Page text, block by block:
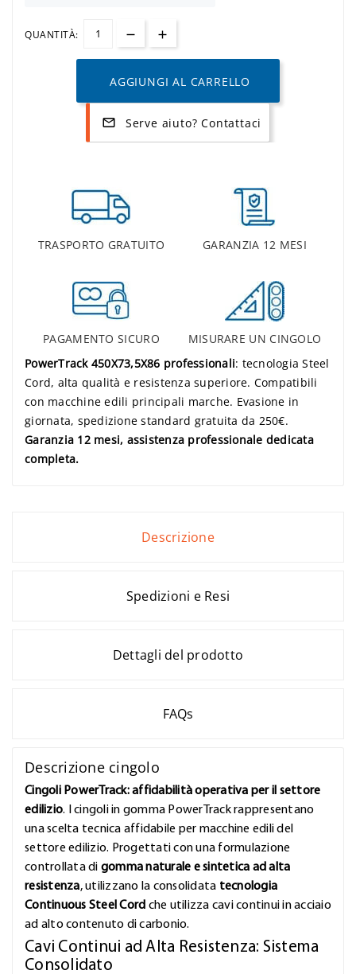
QUANTITÀ:
AGGIUNGI AL CARRELLO
mail_outline Serve aiuto? Contattaci
TRASPORTO GRATUITO GARANZIA 12 MESI
PAGAMENTO SICURO
MISURARE UN CINGOLO
PowerTrack 450X73,5X86 professionali: tecnologia Steel
Cord, alta qualità e resistenza superiore. Compatibili
con macchine edili principali marche. Evasione in
giornata, spedizione standard gratuita da 250€.
Garanzia 12 mesi, assistenza professionale dedicata
completa.
Descrizione
Spedizioni e Resi
Dettagli del prodotto
FAQs
Descrizione cingolo
Cingoli PowerTrack: affidabilità operativa per il settore
edilizio. I cingoli in gomma PowerTrack rappresentano
una scelta tecnica affidabile per macchine edili del
settore edilizio. Progettati con una formulazione
controllata di gomma naturale e sintetica ad alta
resistenza, utilizzano la consolidata tecnologia
Continuous Steel Cord che utilizza cavi continui in acciaio
ad alto contenuto di carbonio.
Cavi Continui ad Alta Resistenza: Sistema
Consolidato